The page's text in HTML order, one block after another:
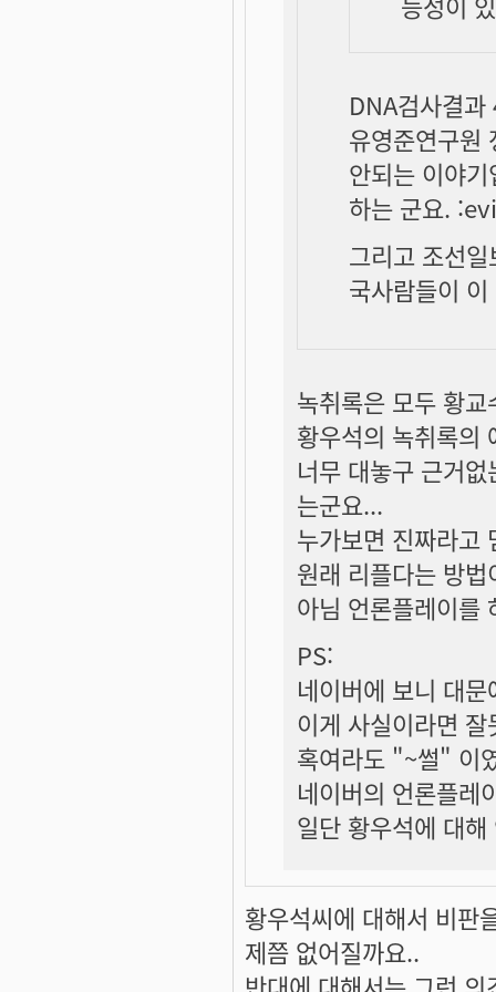
DNA검사결
유영준연구원
안되는 이야
하는 군요.
그리고 조선
국사람들이
녹취록은 모두 황
황우석의 녹취록의
너무 대놓구 근거
는군요...
누가보면 진짜라고
원래 리플다는 방
아님 언론플레이를
PS:
네이버에 보니 대
이게 사실이라면
혹여라도 "~썰" 이
네이버의 언론플레
일단 황우석에 대
황우석씨에 대해서 비판
제쯤 없어질까요..